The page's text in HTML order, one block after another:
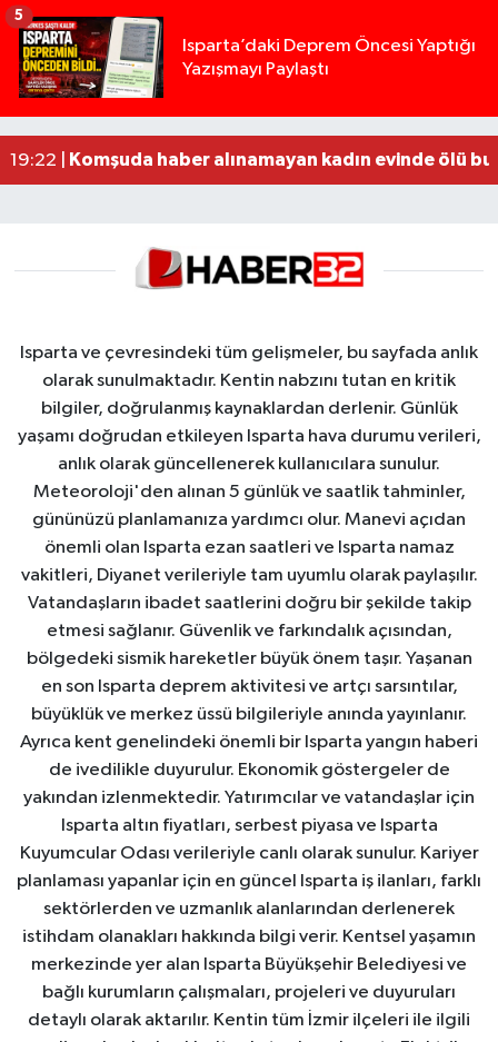
Isparta’daki Deprem Öncesi Yaptığı
Yazışmayı Paylaştı
5
13:00 |Yığılca'da kardeşler arasındaki silahlı kavgada
12:48 |Tur teknesi çalışanlarının birbirine girdiği kavga
02:26 |MOTOSİKLETLE ÇARPIŞAN OTOMOBİL GÜL
19:22 |
Komşuda haber alınamayan kadın evinde ölü
Isparta ve çevresindeki tüm gelişmeler, bu sayfada anlık
olarak sunulmaktadır. Kentin nabzını tutan en kritik
bilgiler, doğrulanmış kaynaklardan derlenir. Günlük
yaşamı doğrudan etkileyen Isparta hava durumu verileri,
anlık olarak güncellenerek kullanıcılara sunulur.
Meteoroloji'den alınan 5 günlük ve saatlik tahminler,
gününüzü planlamanıza yardımcı olur. Manevi açıdan
önemli olan Isparta ezan saatleri ve Isparta namaz
vakitleri, Diyanet verileriyle tam uyumlu olarak paylaşılır.
Vatandaşların ibadet saatlerini doğru bir şekilde takip
etmesi sağlanır. Güvenlik ve farkındalık açısından,
bölgedeki sismik hareketler büyük önem taşır. Yaşanan
en son Isparta deprem aktivitesi ve artçı sarsıntılar,
büyüklük ve merkez üssü bilgileriyle anında yayınlanır.
Ayrıca kent genelindeki önemli bir Isparta yangın haberi
de ivedilikle duyurulur. Ekonomik göstergeler de
yakından izlenmektedir. Yatırımcılar ve vatandaşlar için
Isparta altın fiyatları, serbest piyasa ve Isparta
Kuyumcular Odası verileriyle canlı olarak sunulur. Kariyer
planlaması yapanlar için en güncel Isparta iş ilanları, farklı
sektörlerden ve uzmanlık alanlarından derlenerek
istihdam olanakları hakkında bilgi verir. Kentsel yaşamın
merkezinde yer alan Isparta Büyükşehir Belediyesi ve
bağlı kurumların çalışmaları, projeleri ve duyuruları
detaylı olarak aktarılır. Kentin tüm İzmir ilçeleri ile ilgili